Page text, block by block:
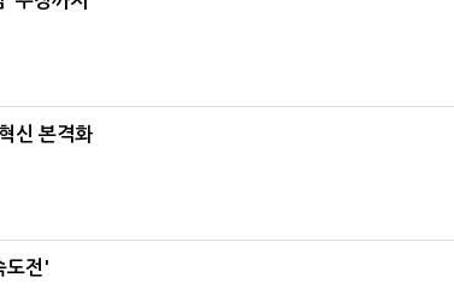
신 본격화
도전'